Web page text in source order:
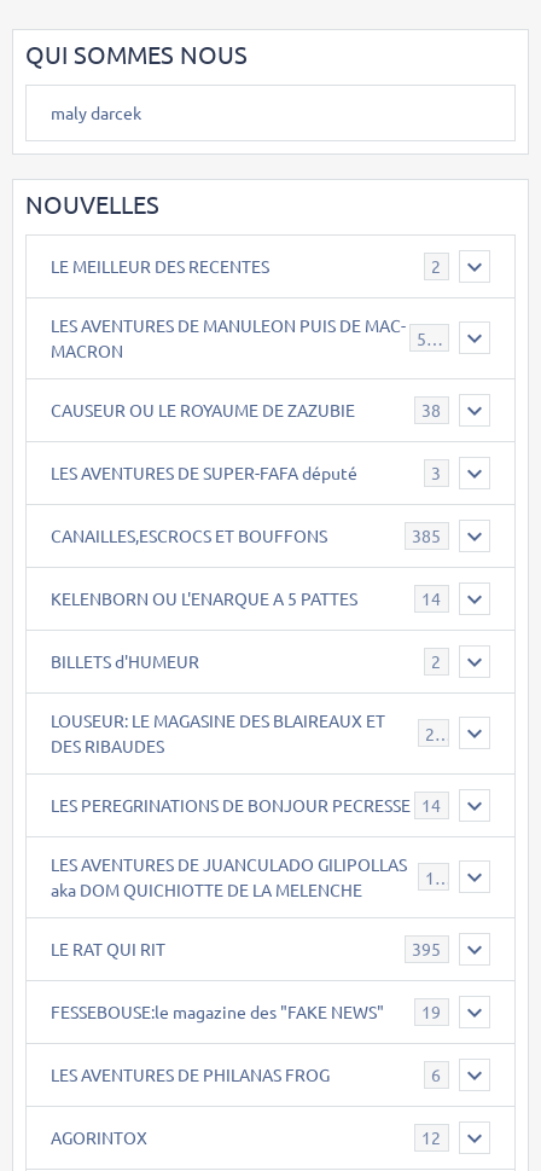
QUI SOMMES NOUS
maly darcek
NOUVELLES
LE MEILLEUR DES RECENTES 2
LES AVENTURES DE MANULEON PUIS DE MAC-
MACRON
543
CAUSEUR OU LE ROYAUME DE ZAZUBIE 38
LES AVENTURES DE SUPER-FAFA député 3
CANAILLES,ESCROCS ET BOUFFONS 385
KELENBORN OU L'ENARQUE A 5 PATTES 14
BILLETS d'HUMEUR 2
LOUSEUR: LE MAGASINE DES BLAIREAUX ET
DES RIBAUDES
21
LES PEREGRINATIONS DE BONJOUR PECRESSE 14
LES AVENTURES DE JUANCULADO GILIPOLLAS
aka DOM QUICHIOTTE DE LA MELENCHE
119
LE RAT QUI RIT 395
FESSEBOUSE:le magazine des "FAKE NEWS" 19
LES AVENTURES DE PHILANAS FROG 6
AGORINTOX 12